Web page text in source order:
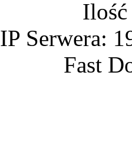
IP Serwera:
Fast